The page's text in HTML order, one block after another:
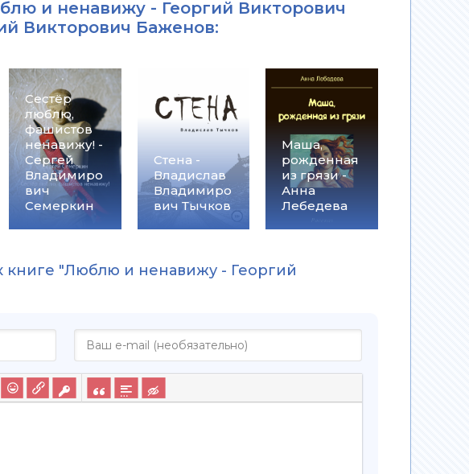
и ненавижу - Георгий Викторович
Викторович Баженов:
Сестёр
люблю,
фашистов
ненавижу! -
Сергей
Владимиро
вич
Семеркин
Стена -
Владислав
Владимиро
вич Тычков
Маша,
рожденная
из грязи -
Анна
Лебедева
книге "Люблю и ненавижу - Георгий